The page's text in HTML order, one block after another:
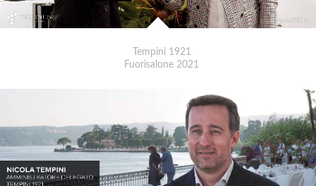
Tempini 1921
Fuorisalone 2021